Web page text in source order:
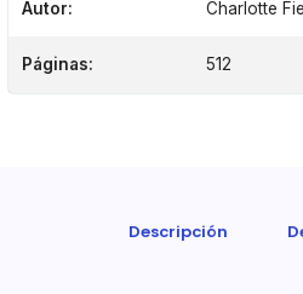
Autor: Charlotte Fiell
Páginas: 512
Descripción